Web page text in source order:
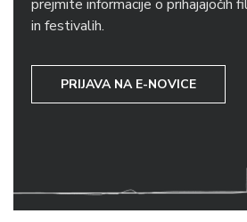
prejmite informacije o prihajajočih
in festivalih.
PRIJAVA NA E-NOVICE